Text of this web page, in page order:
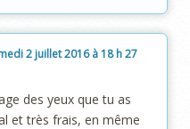
2 juillet 2016 à 18 h 27
des yeux que tu as
et très frais, en même